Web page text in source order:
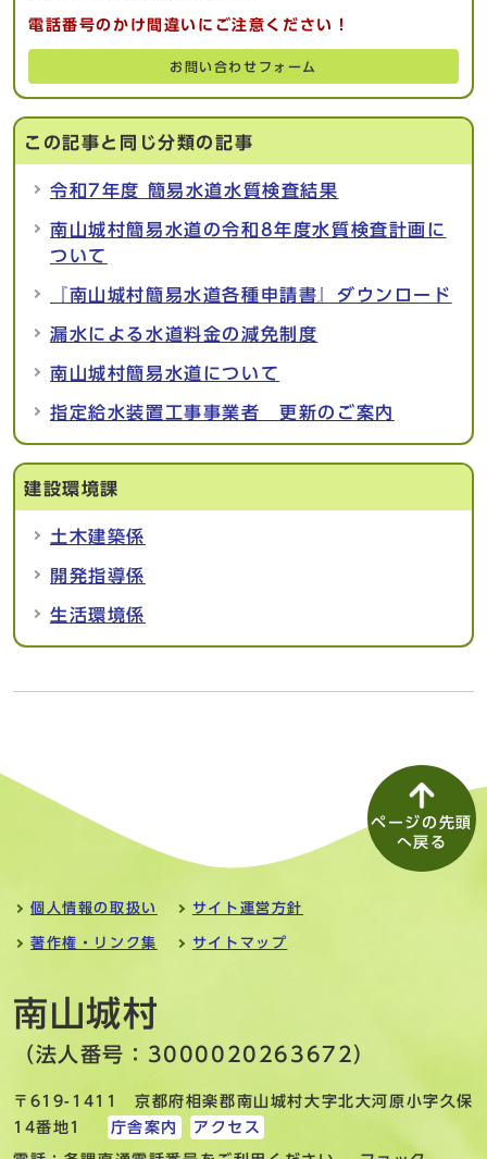
電話番号のかけ間違いにご注意ください！
お問い合わせフォーム
この記事と同じ分類の記事
令和7年度 簡易水道水質検査結果
南山城村簡易水道の令和8年度水質検査計画に
ついて
『南山城村簡易水道各種申請書』ダウンロード
漏水による水道料金の減免制度
南山城村簡易水道について
指定給水装置工事事業者 更新のご案内
建設環境課
土木建築係
開発指導係
生活環境係
ページの先頭
へ戻る
個人情報の取扱い サイト運営方針
著作権・リンク集 サイトマップ
南山城村
（法人番号：3000020263672）
〒619-1411 京都府相楽郡南山城村大字北大河原小字久保
14番地1
庁舎案内 アクセス